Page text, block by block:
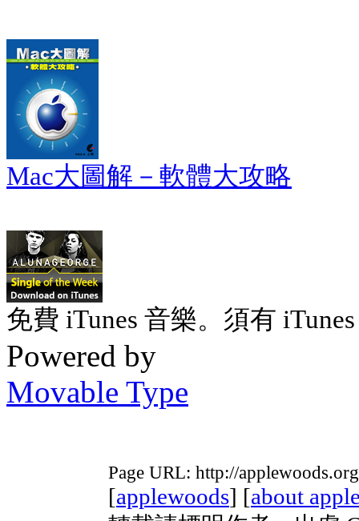
Mac大圖解－軟體大攻略
免費 iTunes 音樂。須有
Powered by
Movable Type
Page URL: http://
[applewoods] [about